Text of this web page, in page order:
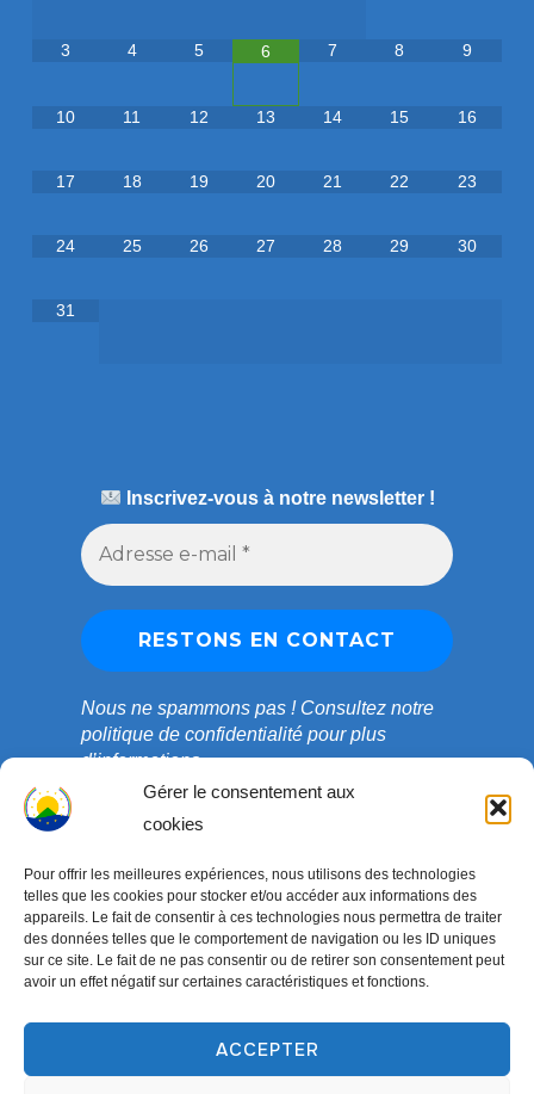
Gérer le consentement aux
cookies
Pour offrir les meilleures expériences, nous utilisons des technologies
telles que les cookies pour stocker et/ou accéder aux informations des
appareils. Le fait de consentir à ces technologies nous permettra de traiter
des données telles que le comportement de navigation ou les ID uniques
sur ce site. Le fait de ne pas consentir ou de retirer son consentement peut
avoir un effet négatif sur certaines caractéristiques et fonctions.
ACCEPTER
3 4 5 6 7 8 9
10 11 12 13 14 15 16
17 18 19 20 21 22 23
24 25 26 27 28 29 30
31
Inscrivez-vous à notre newsletter !
Nous ne spammons pas ! Consultez notre
politique de confidentialitépour plus
d’informations.
Copyright © 2003-2026 ONG COEDADE. Tous droits